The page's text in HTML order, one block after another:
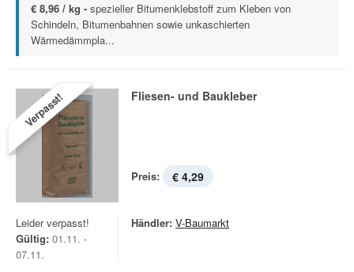
€ 8,96 / kg - spezieller Bitumenklebstoff zum Kleben von
Schindeln, Bitumenbahnen sowie unkaschierten
Wärmedämmpla...
Verpasst! Fliesen- und Baukleber
Preis: € 4,29
Leider verpasst!
Gültig: 01.11. -
07.11.
Händler: V-Baumarkt